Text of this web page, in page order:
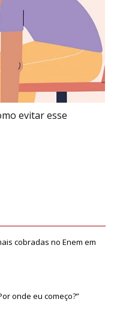
evitar esse
cobradas no Enem em
onde eu começo?”